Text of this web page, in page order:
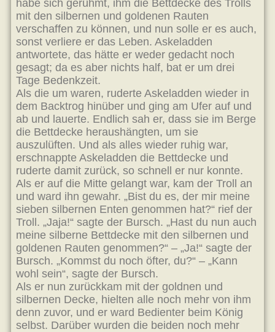
habe sich gerühmt, ihm die Bettdecke des Trolls
mit den silbernen und goldenen Rauten
verschaffen zu können, und nun solle er es auch,
sonst verliere er das Leben. Askeladden
antwortete, das hätte er weder gedacht noch
gesagt; da es aber nichts half, bat er um drei
Tage Bedenkzeit.
Als die um waren, ruderte Askeladden wieder in
dem Backtrog hinüber und ging am Ufer auf und
ab und lauerte. Endlich sah er, dass sie im Berge
die Bettdecke heraushängten, um sie
auszulüften. Und als alles wieder ruhig war,
erschnappte Askeladden die Bettdecke und
ruderte damit zurück, so schnell er nur konnte.
Als er auf die Mitte gelangt war, kam der Troll an
und ward ihn gewahr. „Bist du es, der mir meine
sieben silbernen Enten genommen hat?“ rief der
Troll. „Jaja!“ sagte der Bursch. „Hast du nun auch
meine silberne Bettdecke mit den silbernen und
goldenen Rauten genommen?“ – „Ja!“ sagte der
Bursch. „Kommst du noch öfter, du?“ – „Kann
wohl sein“, sagte der Bursch.
Als er nun zurückkam mit der goldnen und
silbernen Decke, hielten alle noch mehr von ihm
denn zuvor, und er ward Bedienter beim König
selbst. Darüber wurden die beiden noch mehr